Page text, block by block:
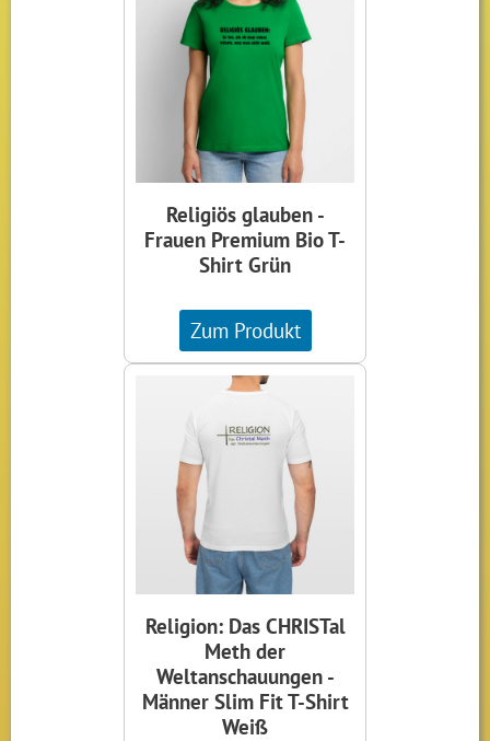
Religiös glauben -
Frauen Premium Bio T-
Shirt Grün
Zum Produkt
Religion: Das CHRISTal
Meth der
Weltanschauungen -
Männer Slim Fit T-Shirt
Weiß